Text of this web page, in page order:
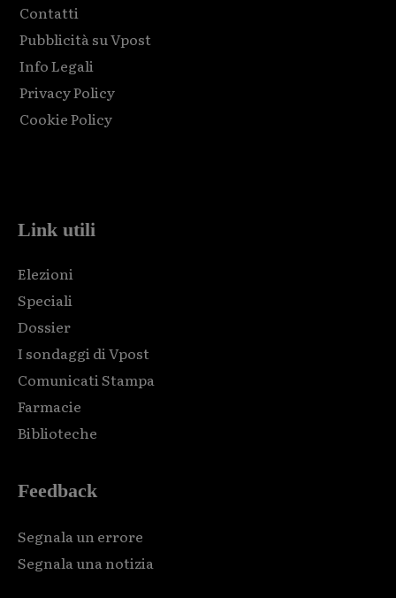
Contatti
Pubblicità su Vpost
Info Legali
Privacy Policy
Cookie Policy
Link utili
Elezioni
Speciali
Dossier
I sondaggi di Vpost
Comunicati Stampa
Farmacie
Biblioteche
Feedback
Segnala un errore
Segnala una notizia